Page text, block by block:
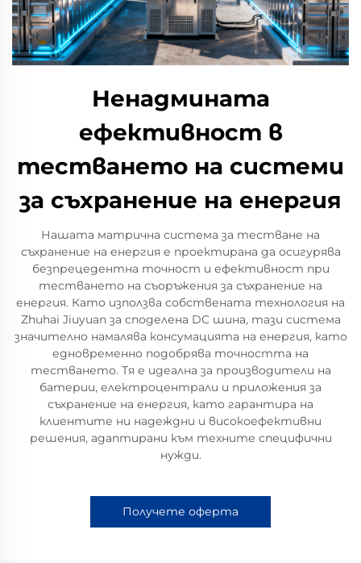
Ненадмината
ефективност в
тестването на системи
за съхранение на енергия
Нашата матрична система за тестване на
съхранение на енергия е проектирана да осигурява
безпрецедентна точност и ефективност при
тестването на съоръжения за съхранение на
енергия. Като използва собствената технология на
Zhuhai Jiuyuan за споделена DC шина, тази система
значително намалява консумацията на енергия, като
едновременно подобрява точността на
тестването. Тя е идеална за производители на
батерии, електроцентрали и приложения за
съхранение на енергия, като гарантира на
клиентите ни надеждни и високоефективни
решения, адаптирани към техните специфични
нужди.
Получете оферта